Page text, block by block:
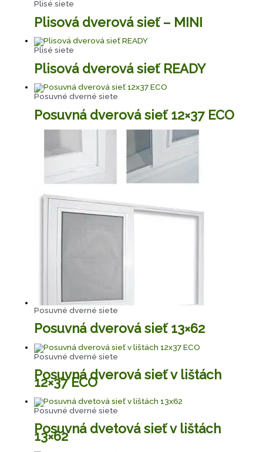
Plisé siete
Plisová dverová sieť – MINI
Plisé siete
Plisová dverová sieť READY
Posuvné dverné siete
Posuvná dverová sieť 12×37 ECO
Posuvné dverné siete
Posuvná dverová sieť 13×62
Posuvné dverné siete
Posuvná dverová sieť v lištách
12×37 ECO
Posuvné dverné siete
Posuvná dvetová sieť v lištách
13×62